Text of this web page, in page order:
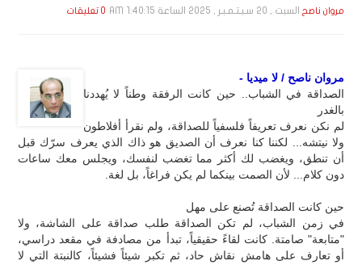
مروان ناصح السبت , 20 سـبـتـمـبـر , 2025 الساعة 1:40:15 AM 0 تعليقات
مروان ناصح / لا ميديا -
الصداقة في الشباب.. حين كانت الرفقة وطناً لا يُهددنا
بالغدر
لم نكن نعرف تعريفاً فلسفياً للصداقة، ولم نقرأ أفلاطون
ولا نيتشه... لكننا كنا نعرف أن الصديق هو ذاك الذي يعرف سرّك قبل
أن تنطق، ويغضب لك أكثر مما تغضب لنفسك، ويجلس معك ساعات
دون كلام... لأن الصمت بينكما لم يكن فراغاً، بل لغة.
حين كانت الصداقة تُصنع على مهل
في زمن الشباب، لم تكن الصداقة طلب صداقة على الشاشة، ولا
"متابعة" صامتة. كانت لقاءً حقيقياً، تبدأ من مصادفة في مقعد دراسي،
أو تعارف على هامش نقاش حاد، ثم تكبر شيئاً فشيئاً، كالنبتة التي لا